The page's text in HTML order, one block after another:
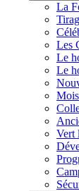
La
Les
Le
Le
Vert